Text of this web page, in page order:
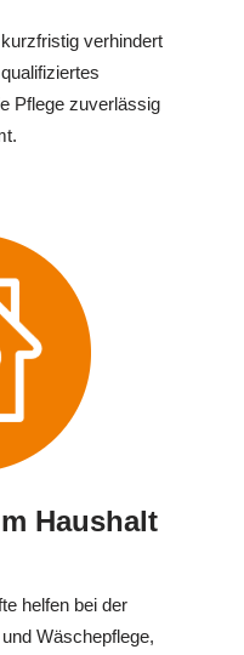
verhindert
Pflege zuverlässig
Haushalt
helfen bei der
Wäschepflege,